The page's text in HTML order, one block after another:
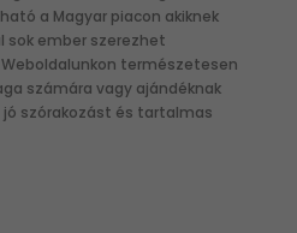
a Magyar piacon akiknek
sok ember szerezhet
természetesen
számára vagy ajándéknak
szórakozást és tartalmas